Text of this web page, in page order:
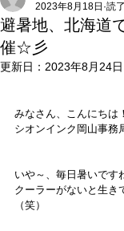
避暑地、北海道
催☆彡
2023年8月18日 読
更新日： 2023年8月24日
みなさん、こんにちは！
シオンインク岡山事
いや～、毎日暑いです
クーラーがないと生き
（笑）